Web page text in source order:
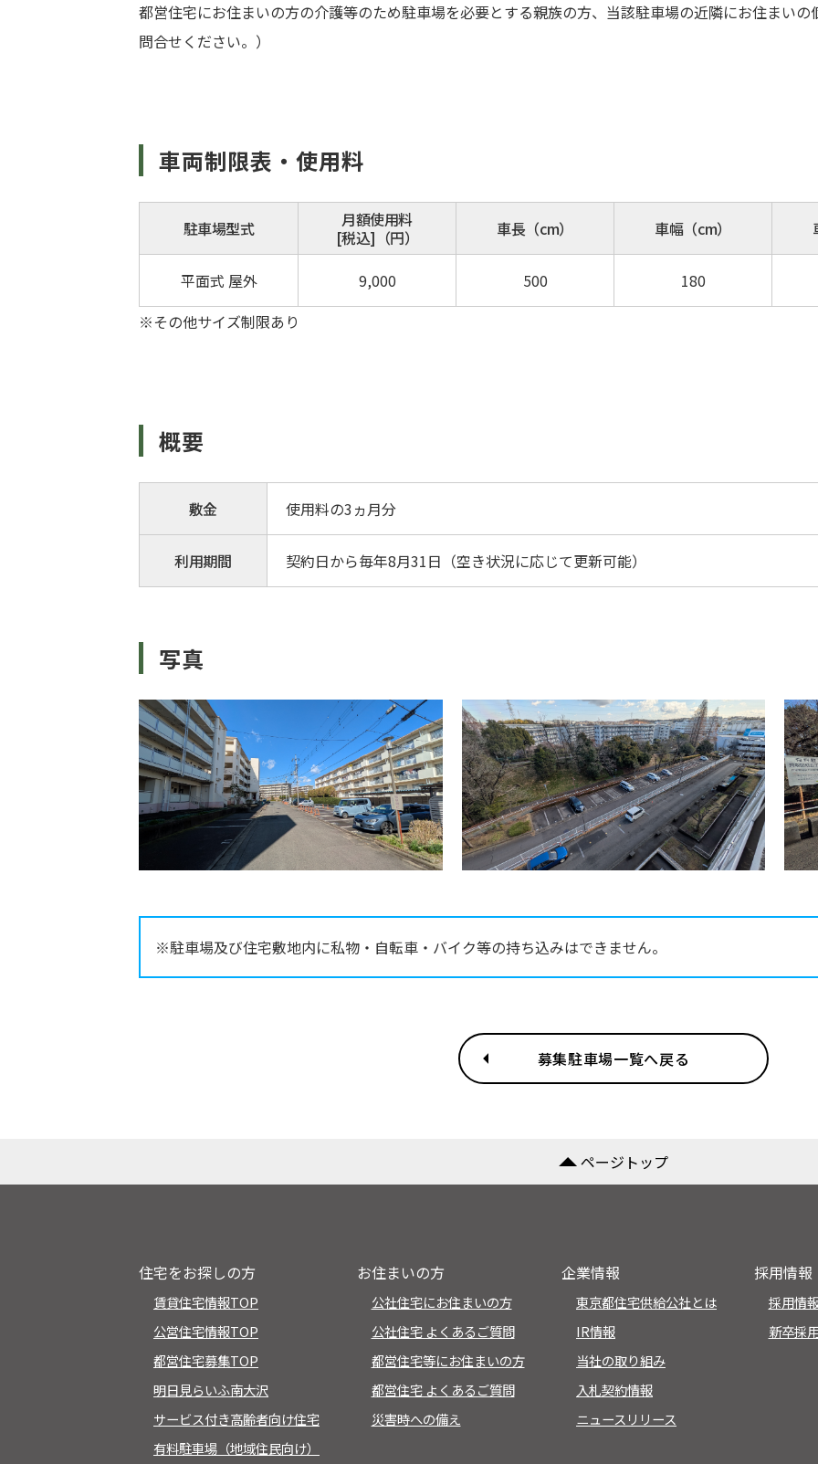
都営住宅にお住まいの方の介護等のため駐車場を必要とする親族の方、当該駐車場の近隣にお住まい
問合せください。）
車両制限表・使用料
駐車場型式
月額使用料
[税込]（円）
車長（cm） 車幅（cm）
平面式 屋外 9,000 500
180
※その他サイズ制限あり
概要
敷金 使用料の3ヵ月分
利用期間 契約日から毎年8月31日（空き状況に応じて更新可能）
写真
※駐車場及び住宅敷地内に私物・自転車・バイク等の持ち込みはできません。
募集駐車場一覧へ戻る
ページトップ
住宅をお探しの方
賃貸住宅情報TOP
公営住宅情報TOP
都営住宅募集TOP
明日見らいふ南大沢
サービス付き高齢者向け住宅
有料駐車場（地域住民向け）
お住まいの方
公社住宅にお住まいの方
公社住宅 よくあるご質問
都営住宅等にお住まいの方
都営住宅 よくあるご質問
災害時への備え
企業情報
東京都住宅供給公社とは
IR情報
当社の取り組み
入札契約情報
ニュースリリース
採用情報
採用情
新卒採